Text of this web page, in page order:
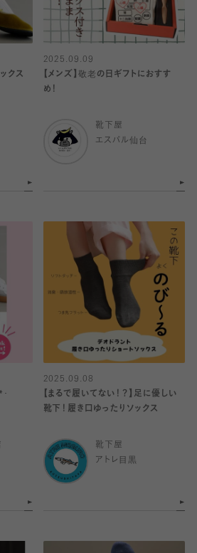
クス
2025.09.09
【メンズ】敬老の日ギフトにおすす
め！
靴下屋
エスパル仙台
･
2025.09.08
【まるで履いてない！？】足に優しい
靴下！履き口ゆったりソックス
靴下屋
アトレ目黒